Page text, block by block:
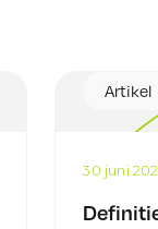
Artikel
30 juni